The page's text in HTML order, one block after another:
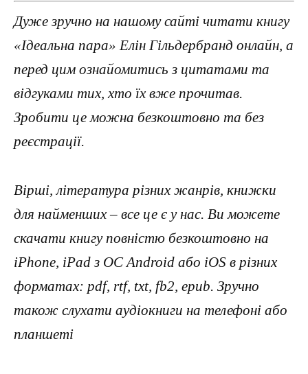
Дуже зручно на нашому сайті читати книгу
«Ідеальна пара» Елін Гільдербранд онлайн, а
перед цим ознайомитись з цитатами та
відгуками тих, хто їх вже прочитав.
Зробити це можна безкоштовно та без
реєстрації.
Вірші, література різних жанрів, книжки
для найменших – все це є у нас. Ви можете
скачати книгу повністю безкоштовно на
iPhone, iPad з ОС Android або iOS в різних
форматах: pdf, rtf, txt, fb2, epub. Зручно
також слухати аудіокниги на телефоні або
планшеті